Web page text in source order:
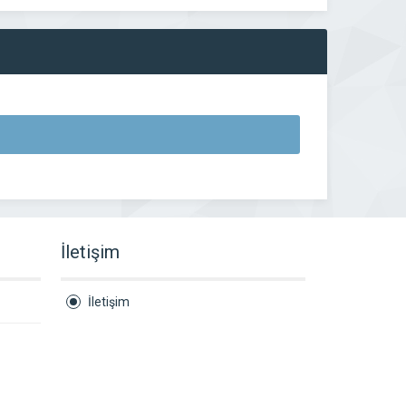
İletişim
İletişim